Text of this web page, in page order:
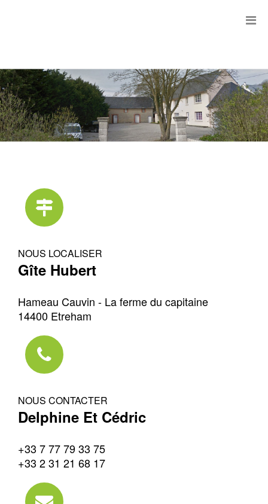
NOUS LOCALISER
Gîte Hubert
Hameau Cauvin - La ferme du capitaine
14400 Etreham
NOUS CONTACTER
Delphine Et Cédric
+33 7 77 79 33 75
+33 2 31 21 68 17